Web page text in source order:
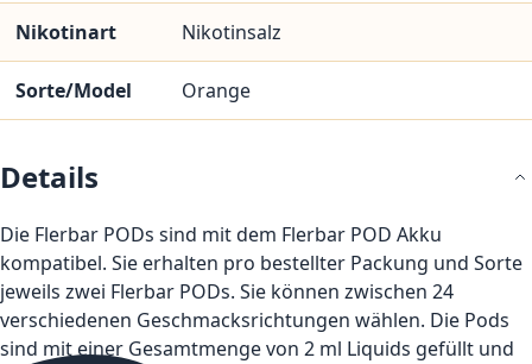
Nikotinart Nikotinsalz
Sorte/Model Orange
Details
Die Flerbar PODs sind mit dem Flerbar POD Akku
kompatibel. Sie erhalten pro bestellter Packung und Sorte
jeweils zwei Flerbar PODs. Sie können zwischen 24
verschiedenen Geschmacksrichtungen wählen. Die Pods
sind mit einer Gesamtmenge von 2 ml Liquids gefüllt und